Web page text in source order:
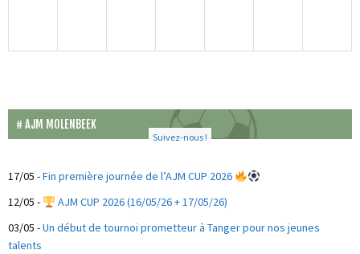
AJM MOLENBEEK
Suivez-nous !
17/05 -Fin première journée de l’AJM CUP 2026
12/05 -
AJM CUP 2026 (16/05/26 + 17/05/26)
03/05 -Un début de tournoi prometteur à Tanger pour nos jeunes
talents